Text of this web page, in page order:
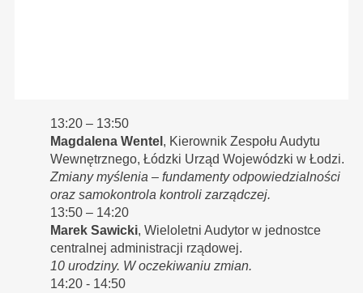
13:20 – 13:50
Magdalena Wentel , Kierownik Zespołu Audytu
Wewnętrznego, Łódzki Urząd Wojewódzki w Łodzi.
Zmiany myślenia – fundamenty odpowiedzialności
oraz samokontrola kontroli zarządczej.
13:50 – 14:20
Marek Sawicki, Wieloletni Audytor w jednostce
centralnej administracji rządowej.
10 urodziny. W oczekiwaniu zmian.
14:20 - 14:50